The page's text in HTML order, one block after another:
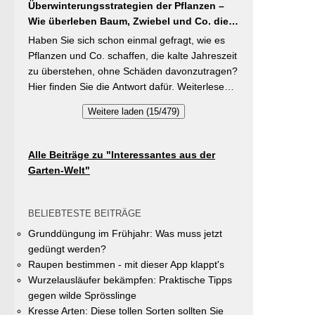
brauchen Stangenbohnen im Gegensatz zu
Buschbohnen eine moderierte Düngung
während der Wachstumsphase. Besonderes
Detail: Bohnen gehen Symbiosen mit
Knöllchenbakterien ein, die Stickstoff aus der
Luft binden – Vorfrucht-Wirkung für das
Vielfalt im Gemeindegebiet zu fördern und
gleichzeitig durch die Entsiegelung von
Privatflächen einen aktiven Beitrag zur
Verbesserung des Ortsklimas zu leisten.
Warum? Entsiegelte Flächen helfen… Hitze zu
reduzieren Regenwasser besser zu speichern
zu gestalten. Insgesamt drei Gärten werden
aus Vertretern der Gemeinde Unterhaching
sowie des Gartenbauvereins Unterhaching
jeweils einen Gutschein von Pflanzen-Kölle
Insektenhotel und eine Urkunde. Die
Teilnahmebedingungen, Bewertungskriterien
und das Anmeldeformular siehe auf den Seiten
der Gemeinde Unterhaching (Termin
abgelaufen).
Überwinterungsstrategien der Pflanzen –
Wie überleben Baum, Zwiebel und Co. die
kalte Jahreszeit?
Haben Sie sich schon einmal gefragt, wie es
Pflanzen und Co. schaffen, die kalte Jahreszeit
zu überstehen, ohne Schäden davonzutragen?
Hier finden Sie die Antwort dafür. Weiterlesen
bei „GartenTipps“
Weitere laden (15/479)
Alle Beiträge zu "Interessantes aus der
Garten-Welt"
BELIEBTESTE BEITRÄGE
Grunddüngung im Frühjahr: Was muss jetzt
gedüngt werden?
Raupen bestimmen - mit dieser App klappt's
Wurzelausläufer bekämpfen: Praktische Tipps
gegen wilde Sprösslinge
Kresse Arten: Diese tollen Sorten sollten Sie